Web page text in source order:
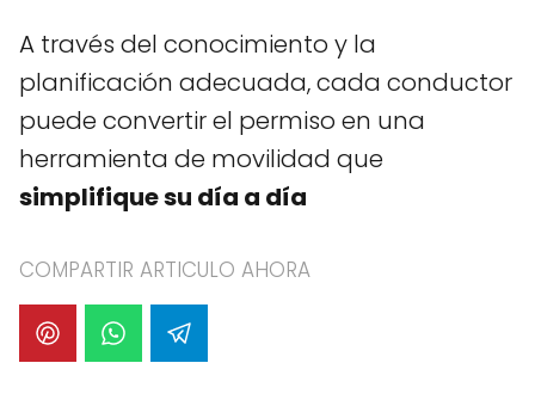
A través del conocimiento y la
planificación adecuada, cada conductor
puede convertir el permiso en una
herramienta de movilidad que
simplifique su día a día
COMPARTIR ARTICULO AHORA